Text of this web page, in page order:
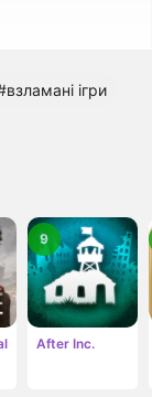
ігри
After Inc.
9